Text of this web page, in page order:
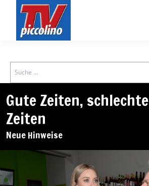
Search
Gute Zeiten, schlechte
Zeiten
Neue Hinweise